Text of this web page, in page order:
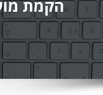
הקמת